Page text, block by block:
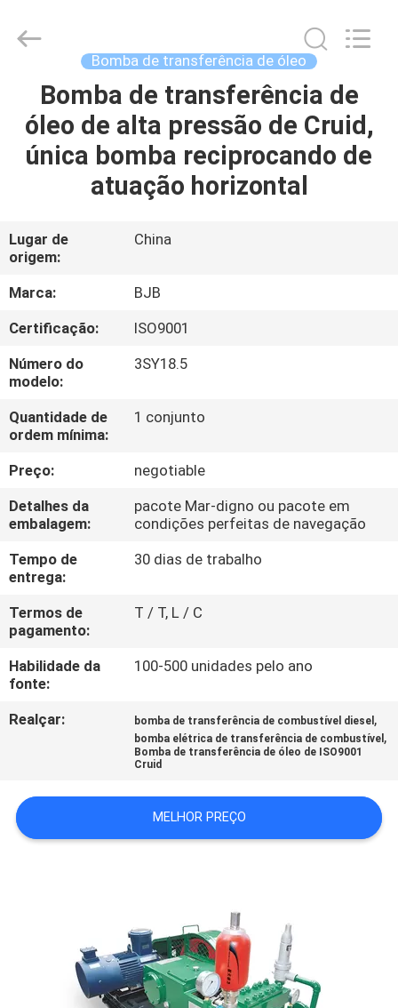
CASA
PRODUTOS
NÓS
EXCURSÃO
DA
FÁBRICA
CONTROLE
DA
QUALIDADE
CONTACTE-
NOS
PEÇA
UMAS
CITAÇÕES
MAPA
SITE
PRIVACY
Ltd..
Bomba de transferência de óleo
Bomba de transferência de
óleo de alta pressão de Cruid,
única bomba reciprocando de
atuação horizontal
Lugar de
origem:
China
Marca:
BJB
Certificação:
ISO9001
Número do
modelo:
3SY18.5
Quantidade de
ordem mínima:
1 conjunto
Preço:
negotiable
Detalhes da
embalagem:
pacote Mar-digno ou pacote em
condições perfeitas de navegação
Tempo de
entrega:
30 dias de trabalho
Termos de
pagamento:
T / T, L / C
Habilidade da
fonte:
100-500 unidades pelo ano
Realçar: bomba de transferência de combustível diesel ,
bomba elétrica de transferência de combustível ,
Bomba de transferência de óleo de ISO9001
Cruid
MELHOR PREÇO